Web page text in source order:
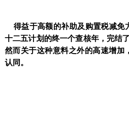
得益于高额的补助及购置税减免
十二五计划的终一个查核年，完结
然而关于这种意料之外的高速增加
认同。